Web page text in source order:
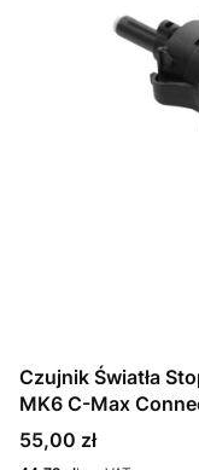
Czujnik Światła Stopu Focus
MK6 C-Max
Cena
55,00 zł